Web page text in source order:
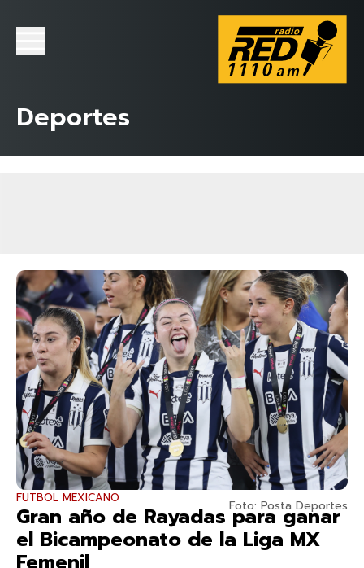
Deportes
Foto: Posta Deportes
FUTBOL MEXICANO
Gran año de Rayadas para ganar
el Bicampeonato de la Liga MX